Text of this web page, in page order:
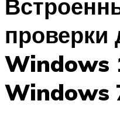
проверки
Windows
Windows